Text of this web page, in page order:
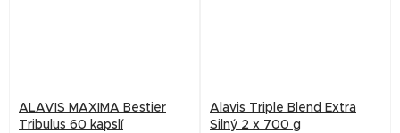
ALAVIS MAXIMA Bestier
Tribulus 60 kapslí
Alavis Triple Blend Extra
Silný 2 x 700 g